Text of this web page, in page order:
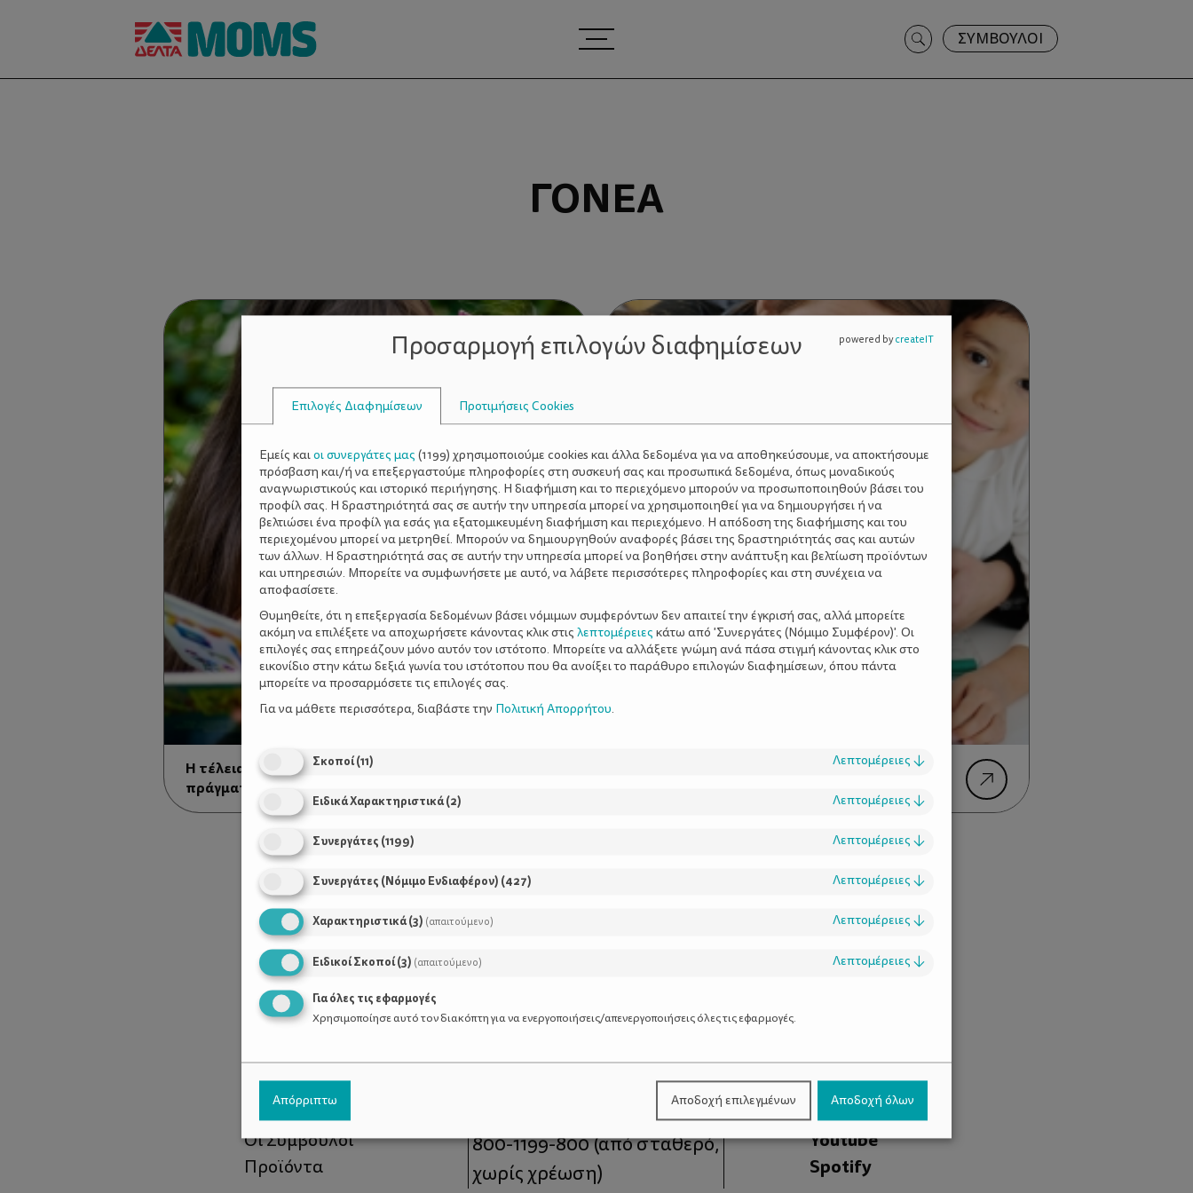
Search
for:
ΣΥΜΒΟΥΛΟΙ
ΓΟΝΈΑ
Η τέλεια μητέρα είναι μύθος – Ορισμένα
πράγματα γίνονται πιο απλά.
Μονογονεϊκή οικογένεια - Δύο ρόλοι ένα
Χρήσιμοι Σύνδεσμοι
Τι είναι το ΔΕΛΤΑ moms
Οι Σύμβουλοι
Προϊόντα
Τηλέφωνο Επικοινωνίας:
800-1199-800(από σταθερό,
χωρίς χρέωση)
Facebook
Instagram
Youtube
Spotify
Προσαρμογή επιλογών διαφημίσεων
Επιλογές Διαφημίσεων Προτιμήσεις Cookies
Εμείς καιοι συνεργάτες μας (1199) χρησιμοποιούμε cookies και άλλα δεδομένα για να αποθηκεύσουμε, να αποκτήσουμε
πρόσβαση και/ή να επεξεργαστούμε πληροφορίες στη συσκευή σας και προσωπικά δεδομένα, όπως μοναδικούς
αναγνωριστικούς και ιστορικό περιήγησης. Η διαφήμιση και το περιεχόμενο μπορούν να προσωποποιηθούν βάσει του
προφίλ σας. Η δραστηριότητά σας σε αυτήν την υπηρεσία μπορεί να χρησιμοποιηθεί για να δημιουργήσει ή να
βελτιώσει ένα προφίλ για εσάς για εξατομικευμένη διαφήμιση και περιεχόμενο. Η απόδοση της διαφήμισης και του
περιεχομένου μπορεί να μετρηθεί. Μπορούν να δημιουργηθούν αναφορές βάσει της δραστηριότητάς σας και αυτών
των άλλων. Η δραστηριότητά σας σε αυτήν την υπηρεσία μπορεί να βοηθήσει στην ανάπτυξη και βελτίωση προϊόντων
και υπηρεσιών. Μπορείτε να συμφωνήσετε με αυτό, να λάβετε περισσότερες πληροφορίες και στη συνέχεια να
αποφασίσετε.
Θυμηθείτε, ότι η επεξεργασία δεδομένων βάσει νόμιμων συμφερόντων δεν απαιτεί την έγκρισή σας, αλλά μπορείτε
ακόμη να επιλέξετε να αποχωρήσετε κάνοντας κλικ στις λεπτομέρειες κάτω από 'Συνεργάτες (Νόμιμο Συμφέρον)'. Οι
επιλογές σας επηρεάζουν μόνο αυτόν τον ιστότοπο. Μπορείτε να αλλάξετε γνώμη ανά πάσα στιγμή κάνοντας κλικ στο
εικονίδιο στην κάτω δεξιά γωνία του ιστότοπου που θα ανοίξει το παράθυρο επιλογών διαφημίσεων, όπου πάντα
μπορείτε να προσαρμόσετε τις επιλογές σας.
Για να μάθετε περισσότερα, διαβάστε την Πολιτική Απορρήτου.
Σκοποί(11) Λεπτομέρειες ↓
Ειδικά Χαρακτηριστικά(2) Λεπτομέρειες ↓
Συνεργάτες (1199) Λεπτομέρειες ↓
Συνεργάτες (Νόμιμο Ενδιαφέρον) (427) Λεπτομέρειες ↓
Χαρακτηριστικά(3) (απαιτούμενο) Λεπτομέρειες ↓
Ειδικοί Σκοποί(3) (απαιτούμενο) Λεπτομέρειες ↓
Για όλες τις εφαρμογές
Χρησιμοποίησε αυτό τον διακόπτη για να ενεργοποιήσεις/απενεργοποιήσεις όλες τις εφαρμογές.
Απόρριπτω Αποδοχή επιλεγμένων Αποδοχή όλων
powered bycreateIT